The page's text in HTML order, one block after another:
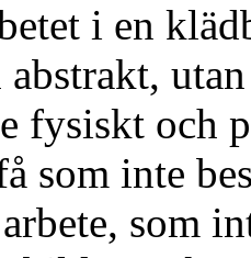
i en
fysiskt och
som inte
som